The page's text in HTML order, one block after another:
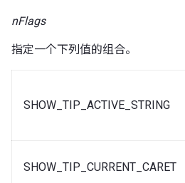
nFlags
指定一个下列值的组合。
SHOW_TIP_ACTIVE_STRING
SHOW_TIP_CURRENT_CARET